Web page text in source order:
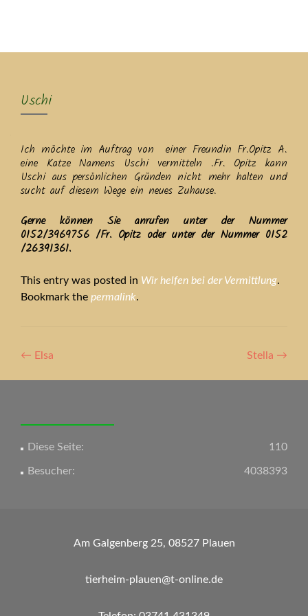
Uschi
Ich möchte im Auftrag von einer Freundin Fr.Opitz A.
eine Katze Namens Uschi vermitteln .Fr. Opitz kann
Uschi aus persönlichen Gründen nicht mehr halten und
sucht auf diesem Wege ein neues Zuhause.
Gerne können Sie anrufen unter der Nummer
0152/3969756 /Fr. Opitz oder unter der Nummer 0152
/26391361.
This entry was posted in Wir helfen bei der Vermittlung.
Bookmark the permalink.
Artikel-
Navigation
← Elsa Stella →
110
Diese Seite:
4038393
Besucher:
Am Galgenberg 25, 08527 Plauen
tierheim-plauen@t-online.de